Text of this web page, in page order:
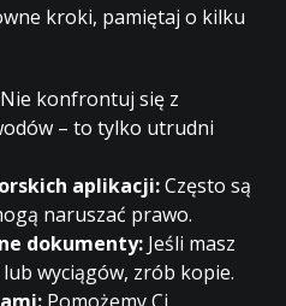
kroki, pamiętaj o kilku
Nie konfrontuj się z
– to tylko utrudni
aplikacji:Często są
naruszać prawo.
dokumenty: Jeśli masz
wyciągów, zrób kopie.